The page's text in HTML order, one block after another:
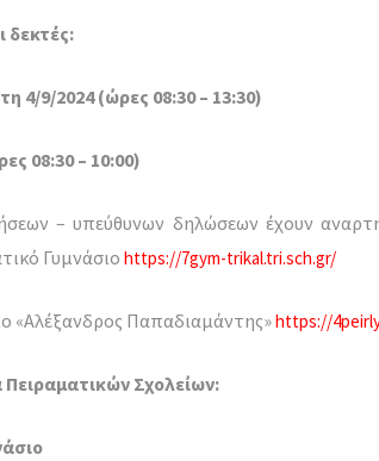
δεκτές:
4/9/2024 (ώρες 08:30 – 13:30)
08:30 – 10:00)
– υπεύθυνων δηλώσεων έχουν
Γυμνάσιο https://7gym-trikal.tri.sch.gr/
«Αλέξανδρος Παπαδιαμάντης»https://
Σχολείων: